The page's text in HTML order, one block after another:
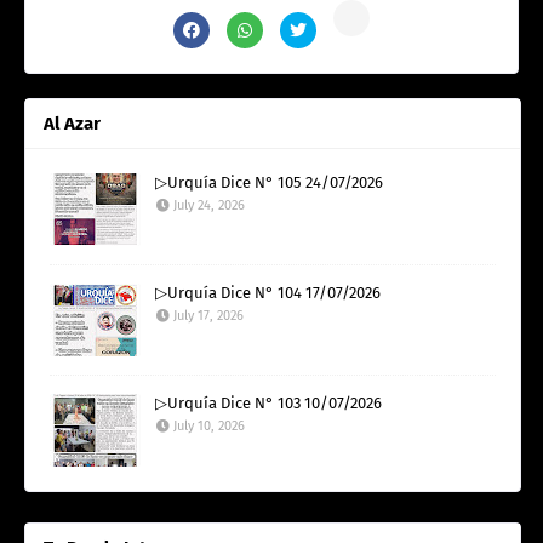
Al Azar
▷Urquía Dice N° 105 24/07/2026
July 24, 2026
▷Urquía Dice N° 104 17/07/2026
July 17, 2026
▷Urquía Dice N° 103 10/07/2026
July 10, 2026